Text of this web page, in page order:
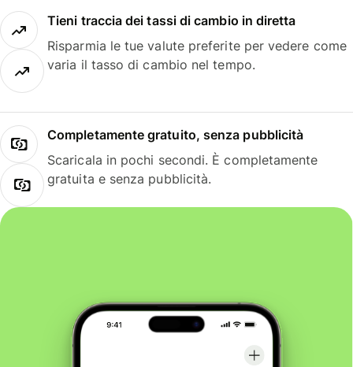
Tieni traccia dei tassi di cambio in diretta
Risparmia le tue valute preferite per vedere come
varia il tasso di cambio nel tempo.
Completamente gratuito, senza pubblicità
Scaricala in pochi secondi. È completamente
gratuita e senza pubblicità.